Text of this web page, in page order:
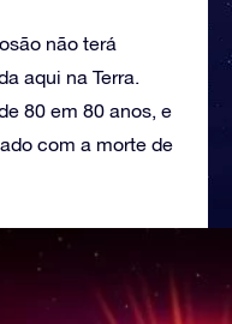
não terá
aqui na Terra.
80 em 80 anos, e
com a morte de